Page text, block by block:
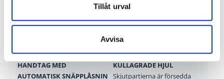
Tillåt urval
Avvisa
HANDTAG MED
AUTOMATISKSNÄPPLÅSNIN
KULLAGRADE HJUL
Skjutpartierna är försedda